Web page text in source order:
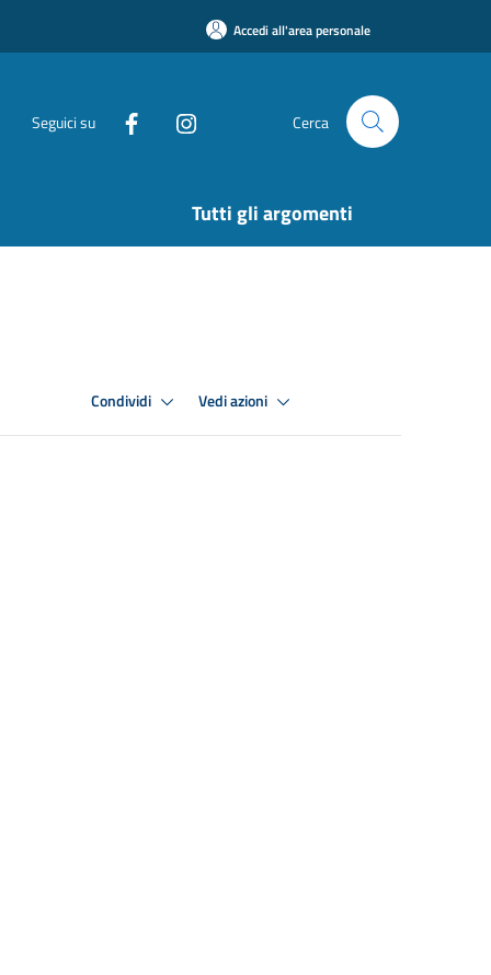
Accedi all'area personale
Seguici su Cerca
Tutti gli argomenti
Condividi Vedi azioni